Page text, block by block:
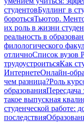
студентовБуллинг в
боротьсяТьютор.
их роль в жизни
реальность в
филологического
отличноСписок вузов
трудоустроитьсяКак
ИнтернетеОнлайн-
чем разница?Роль
образования
такое выпускная
студенческой работе:
последствия